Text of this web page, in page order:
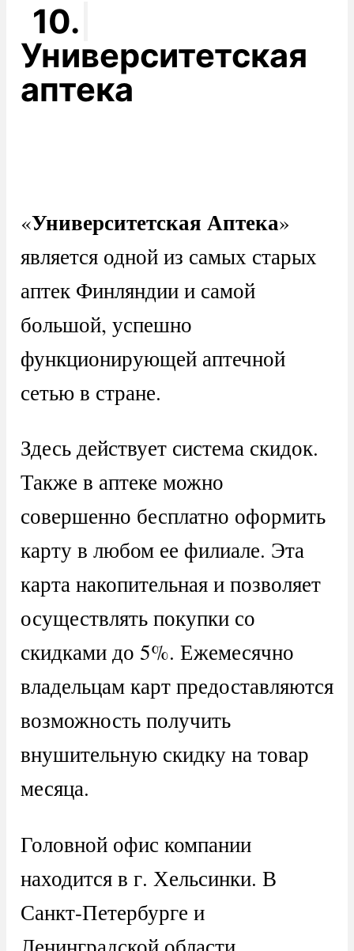
10.
Университетская
аптека
«Университетская Аптека»
является одной из самых старых
аптек Финляндии и самой
большой, успешно
функционирующей аптечной
сетью в стране.
Здесь действует система скидок.
Также в аптеке можно
совершенно бесплатно оформить
карту в любом ее филиале. Эта
карта накопительная и позволяет
осуществлять покупки со
скидками до 5%. Ежемесячно
владельцам карт предоставляются
возможность получить
внушительную скидку на товар
месяца.
Головной офис компании
находится в г. Хельсинки. В
Санкт-Петербурге и